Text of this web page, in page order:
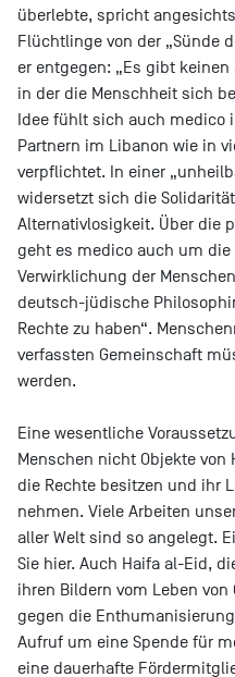
überlebte, spricht
Flüchtlinge von der „Sünde
er entgegen: „Es gibt
in der die Menschheit sich
Idee fühlt sich auch medico
Partnern im Libanon wie in
verpflichtet. In einer
widersetzt sich die
Alternativlosigkeit. Über die
geht es medico auch um
Verwirklichung der
deutsch-jüdische
Rechte zu haben“.
verfassten Gemeinschaft
werden.
Eine wesentliche
Menschen nicht Objekte
die Rechte besitzen und ihr
nehmen. Viele Arbeiten
aller Welt sind so angelegt.
Sie hier. Auch Haifa al-Eid,
ihren Bildern vom Leben
gegen die
Aufruf um eine Spende für
eine dauerhafte